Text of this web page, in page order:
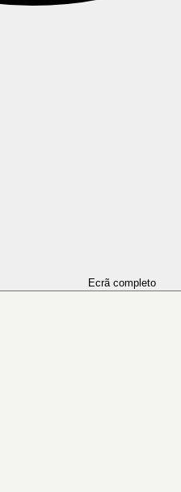
Ecrã completo